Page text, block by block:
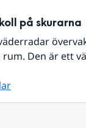
på skurarna
rum. Den är ett